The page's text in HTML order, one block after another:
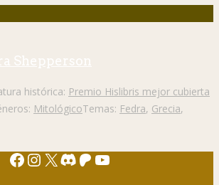
Shepperson
histórica: Premio Hislibris mejor cubierta
MitológicoTemas: Fedra, Grecia,
Facebook
Instagram
X Discord
Patreon
YouTube